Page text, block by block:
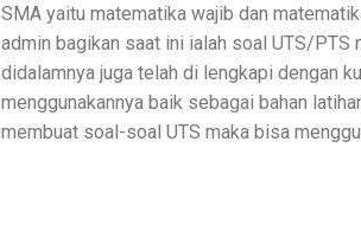
SMA yaitu matematika wajib dan
admin bagikan saat ini ialah soal UTS/
didalamnya juga telah di lengkapi dengan
menggunakannya baik sebagai bahan
membuat soal-soal UTS maka bisa